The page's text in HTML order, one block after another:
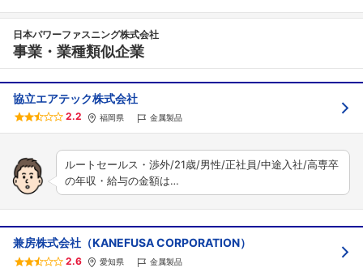
日本パワーファスニング株式会社
事業・業種類似企業
協立エアテック株式会社
2.2 福岡県 金属製品
ルートセールス・渉外/21歳/男性/正社員/中途入社/高専卒
の年収・給与の金額は…
兼房株式会社（KANEFUSA CORPORATION）
2.6 愛知県 金属製品